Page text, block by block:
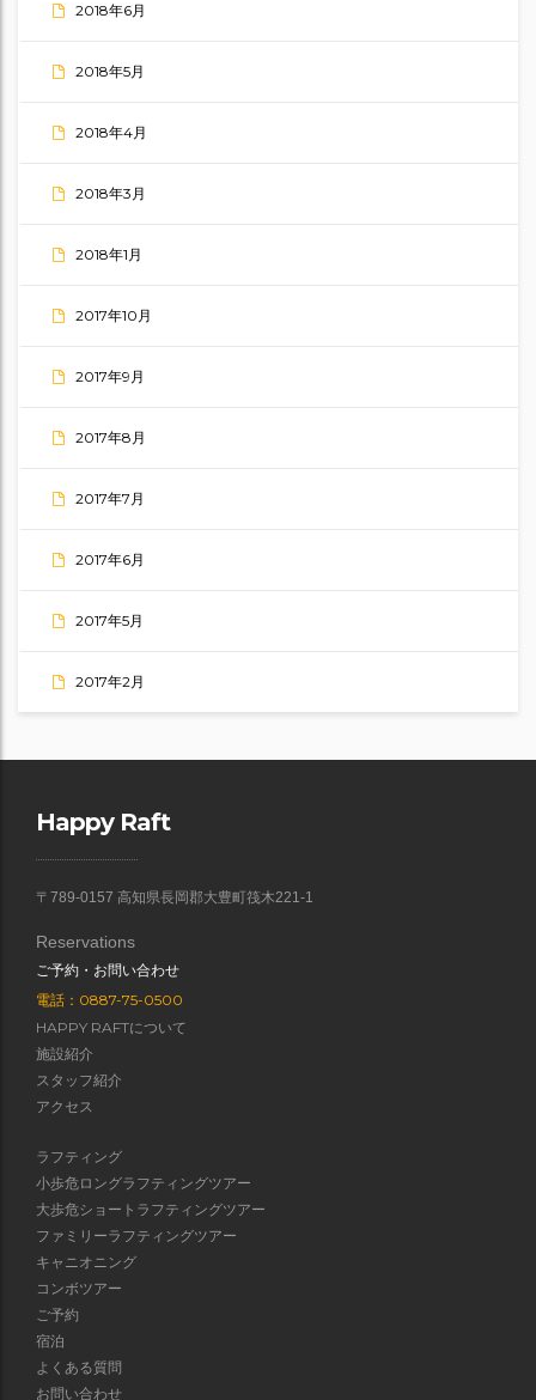
2018年6月
2018年5月
2018年4月
2018年3月
2018年1月
2017年10月
2017年9月
2017年8月
2017年7月
2017年6月
2017年5月
2017年2月
Happy Raft
〒789-0157 高知県長岡郡大豊町筏木221-1
Reservations
ご予約・お問い合わせ
電話：0887-75-0500
HAPPY RAFTについて
施設紹介
スタッフ紹介
アクセス
ラフティング
小歩危ロングラフティングツアー
大歩危ショートラフティングツアー
ファミリーラフティングツアー
キャニオニング
コンボツアー
ご予約
宿泊
よくある質問
お問い合わせ